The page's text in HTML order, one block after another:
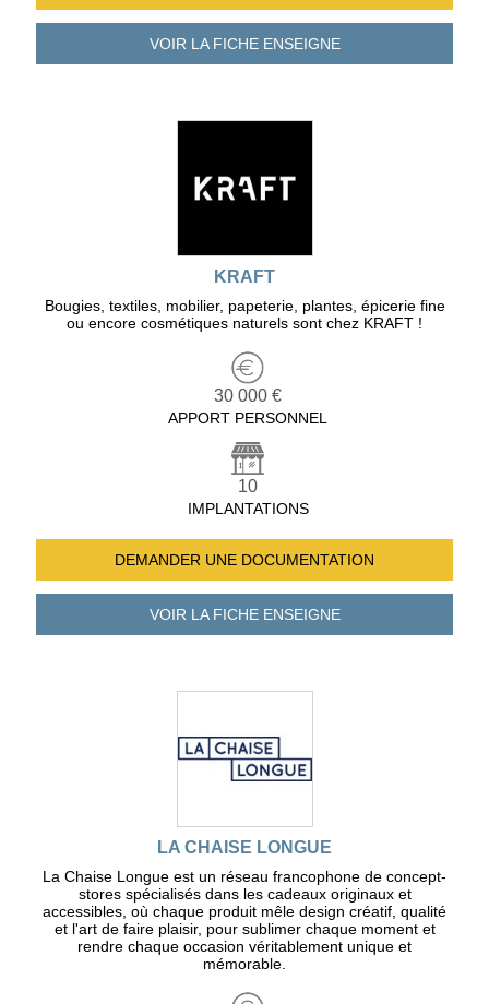
VOIR LA FICHEENSEIGNE
KRAFT
Bougies, textiles, mobilier, papeterie, plantes, épicerie fine
ou encore cosmétiques naturels sont chez KRAFT !
30 000 €
APPORT PERSONNEL
10
IMPLANTATIONS
DEMANDER UNE DOCUMENTATION
VOIR LA FICHEENSEIGNE
LA CHAISE LONGUE
La Chaise Longue est un réseau francophone de concept-
stores spécialisés dans les cadeaux originaux et
accessibles, où chaque produit mêle design créatif, qualité
et l'art de faire plaisir, pour sublimer chaque moment et
rendre chaque occasion véritablement unique et
mémorable.